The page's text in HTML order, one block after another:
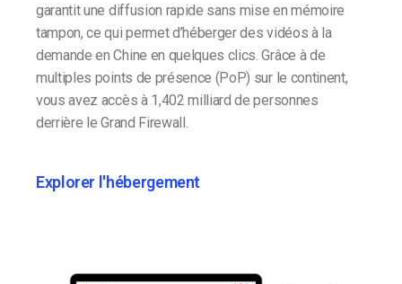
garantit une diffusion rapide sans mise en mémoire
tampon, ce qui permet d’héberger des vidéos à la
demande en Chine en quelques clics. Grâce à de
multiples points de présence (PoP) sur le continent,
vous avez accès à 1,402 milliard de personnes
derrière le Grand Firewall.
Explorer l'hébergement